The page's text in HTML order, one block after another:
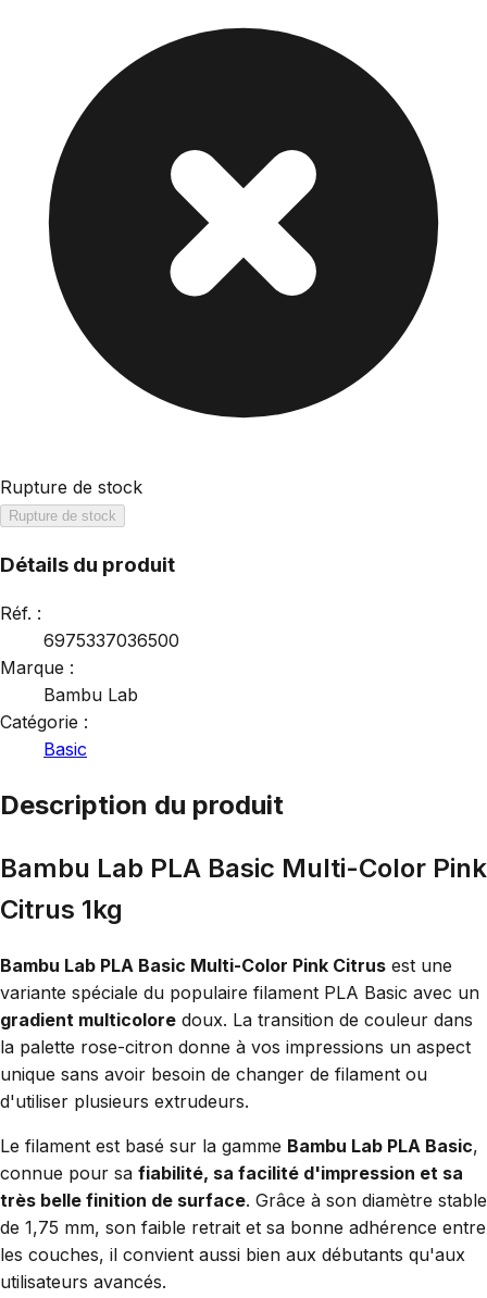
Rupture de stock
Rupture de stock
Détails du produit
Réf. :
6975337036500
Marque :
Bambu Lab
Catégorie :
Basic
Description du produit
Bambu Lab PLA Basic Multi-Color Pink
Citrus 1kg
Bambu Lab PLA Basic Multi-Color Pink Citrus est une
variante spéciale du populaire filament PLA Basic avec un
gradient multicolore doux. La transition de couleur dans
la palette rose-citron donne à vos impressions un aspect
unique sans avoir besoin de changer de filament ou
d'utiliser plusieurs extrudeurs.
Le filament est basé sur la gamme Bambu Lab PLA Basic,
connue pour sa fiabilité, sa facilité d'impression et sa
très belle finition de surface. Grâce à son diamètre stable
de 1,75 mm, son faible retrait et sa bonne adhérence entre
les couches, il convient aussi bien aux débutants qu'aux
utilisateurs avancés.